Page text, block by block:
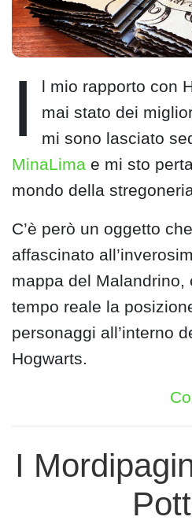
I
l mio rapporto con
mai stato dei
mi sono lasciato
MinaLima e mi sto
mondo della
C’è però un oggetto
affascinato
mappa del Malandrino,
tempo reale la
personaggi all’interno
Hogwarts.
I